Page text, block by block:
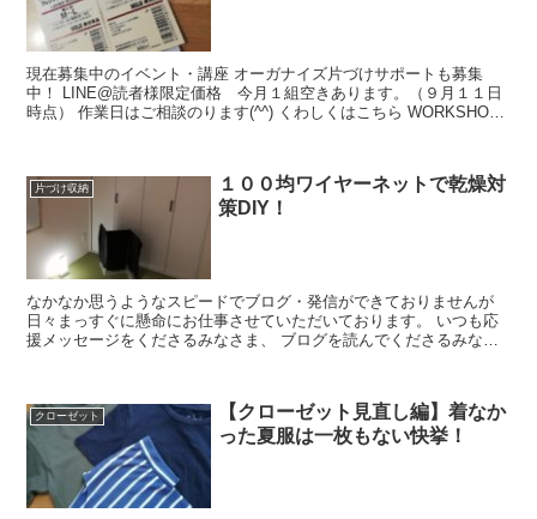
現在募集中のイベント・講座 オーガナイズ片づけサポートも募集
中！ LINE@読者様限定価格 今月１組空きあります。（９月１１日
時点） 作業日はご相談のります(^^) くわしくはこちら WORKSHOP
片づけ収納
１００均ワイヤーネットで乾燥対
策DIY！
なかなか思うようなスピードでブログ・発信ができておりませんが
日々まっすぐに懸命にお仕事させていただいております。 いつも応
援メッセージをくださるみなさま、 ブログを読んでくださるみなさ
クローゼット
【クローゼット見直し編】着なか
った夏服は一枚もない快挙！